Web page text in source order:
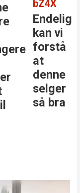
bZ4X
Endelig
kan vi
forstå
at
denne
selger
så bra